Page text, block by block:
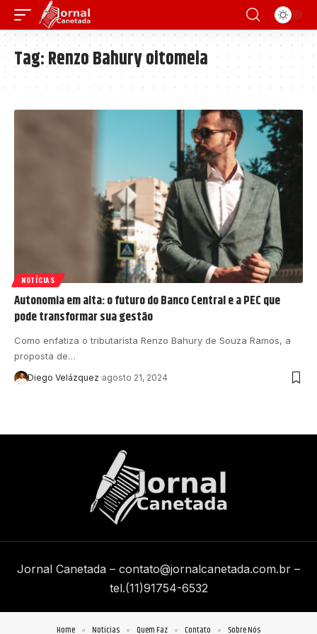
Tag:Renzo Bahury oitomeia
NOTÍCIAS
Autonomia em alta: o futuro do Banco Central e a PEC que
pode transformar sua gestão
Como enfatiza o tributarista Renzo Bahury de Souza Ramos, a
proposta de…
Diego Velázquez agosto 21, 2024
Jornal Canetada – contato@jornalcanetada.com.br –
tel.(11)91754-6532
Home Notícias Quem Faz Contato Sobre Nós